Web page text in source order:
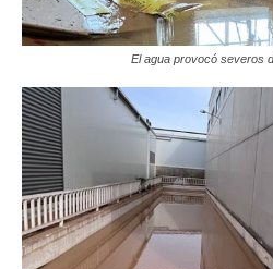
El agua provocó severos